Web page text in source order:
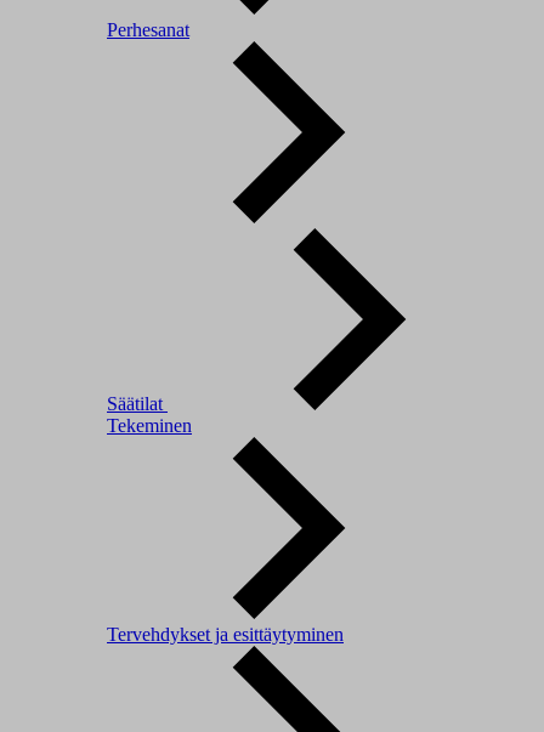
Perhesanat
Säätilat
Tekeminen
Tervehdykset ja esittäytyminen